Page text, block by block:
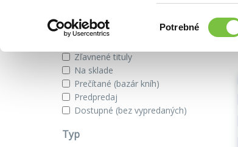
súhlasu
Potrebné
Zobraziť iba
Zľavnené tituly
Na sklade
Prečítané (bazár kníh)
Predpredaj
Dostupné (bez vypredaných)
Typ